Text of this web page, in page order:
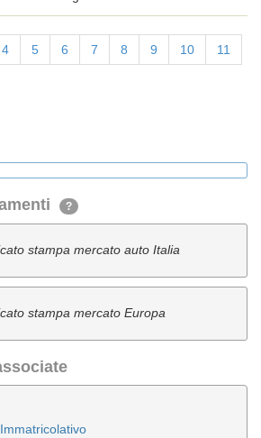
4 5 6 7 8 9 10 11
?
stampa mercato auto Italia
stampa mercato Europa